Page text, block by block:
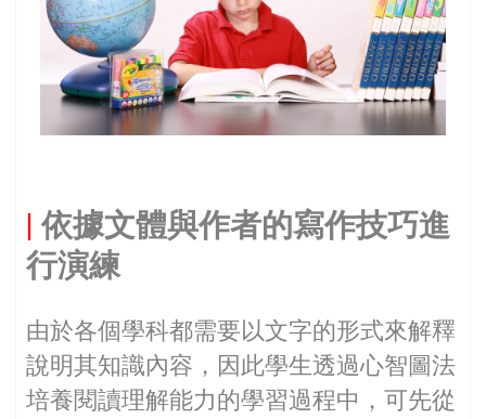
| 依據文體與作者的寫作技巧進
行演練
由於各個學科都需要以文字的形式來解釋
說明其知識內容，因此學生透過心智圖法
培養閱讀理解能力的學習過程中，可先從